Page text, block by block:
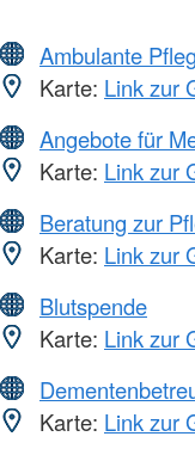
Ambulante
Karte: Link zur
Angebote für
Karte: Link zur
Beratung zur
Karte: Link zur
Blutspende
Karte: Link zur
Karte: Link zur